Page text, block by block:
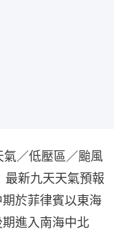
氣／低壓區／颱風
最新九天天氣預報
於菲律賓以東海
進入南海中北